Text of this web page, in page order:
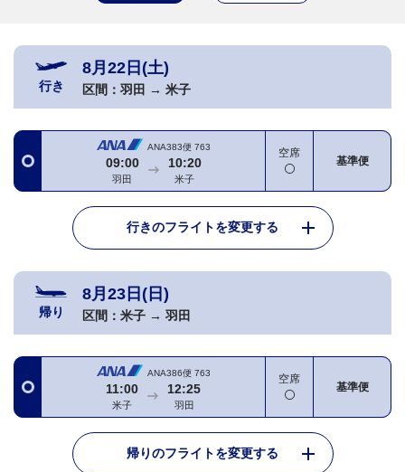
行き
8月22日(土)
区間： 羽田 → 米子
ANA383便 763
09:00
羽田
10:20
米子
空席
基準便
行きのフライトを変更する
帰り
8月23日(日)
区間： 米子 → 羽田
ANA386便 763
11:00
米子
12:25
羽田
空席
基準便
帰りのフライトを変更する